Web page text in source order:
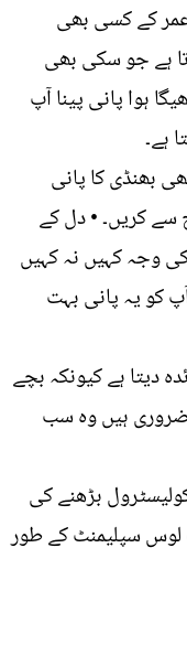
کے کسی بھی
ہے جو سکی بھی
ہوا پانی پینا آپ
ہے۔
بھنڈی کا پانی
کریں۔ • دل کے
وجہ کہیں نہ کہیں
کو یہ پانی بہت
دیتا ہے کیونکہ بچے
ہیں وہ سب
بڑھنے کی
لوس سپلیمنٹ کے طور